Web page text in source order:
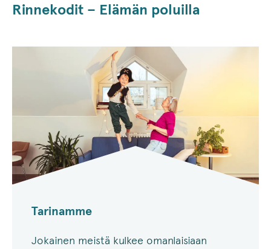
Rinnekodit – Elämän poluilla
Tarinamme
Jokainen meistä kulkee omanlaisiaan